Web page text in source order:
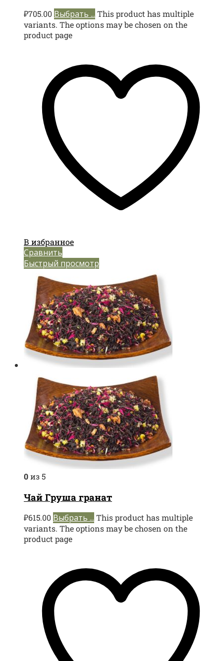
₽705.00 Выбрать ... This product has multiple
variants. The options may be chosen on the
product page
В избранное
Сравнить
Быстрый просмотр
0из 5
Чай Груша гранат
₽615.00 Выбрать ... This product has multiple
variants. The options may be chosen on the
product page